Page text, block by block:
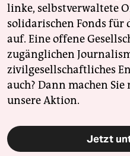
linke, selbstverwaltete
solidarischen Fonds für
auf. Eine offene
zugänglichen
zivilgesellschaftliches
auch? Dann machen
unsere Aktion.
Jetzt